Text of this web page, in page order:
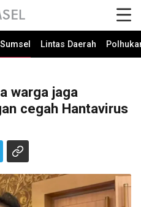
Lintas Daerah
warga jaga
cegah Hantavirus